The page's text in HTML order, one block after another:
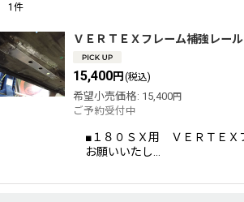
表示数:
並び順:
1 件
ＶＥＲＴＥＸフレーム補強レー
15,400円 (税込)
希望小売価格: 15,400円
ご予約受付中
■１８０ＳＸ用 ＶＥＲＴＥＸ
お願いいたし…